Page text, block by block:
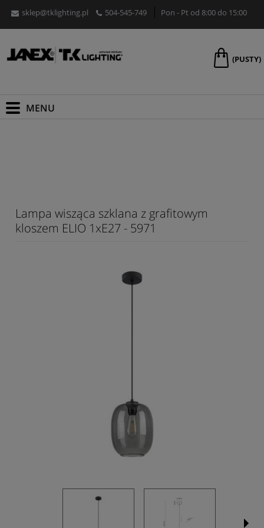
sklep@tklighting.pl 504-545-749 Pon - Pt od 8:00 do 15:00
(PUSTY)
Lampa wisząca szklana z grafitowym
kloszem ELIO 1xE27 - 5971